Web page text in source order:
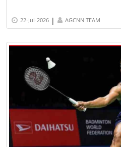
22-Jul-2026 | AGCNN TEAM